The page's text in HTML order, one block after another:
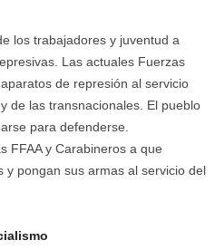
los trabajadores y juventud a
Las actuales Fuerzas
de represión al servicio
de las transnacionales. El pueblo
para defenderse.
FFAA y Carabineros a que
y pongan sus armas al servicio del